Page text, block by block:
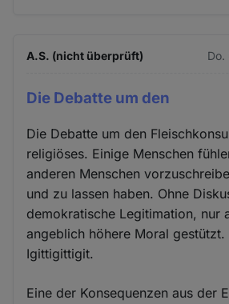
A.S. (nicht überprüft) Do.
Die Debatte um den
Die Debatte um den
religiöses. Einige Menschen
anderen Menschen
und zu lassen haben. Ohne
demokratische Legitimation, nur
angeblich höhere Moral gestützt.
Igittigittigit.
Eine der Konsequenzen aus der